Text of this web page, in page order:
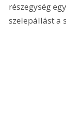
részegység
szelepállást a